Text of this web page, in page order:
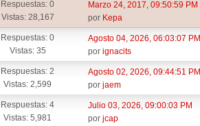
Respuestas: 0
Vistas: 28,167
Marzo 24, 2017, 09:50:59 PM
por Kepa
Respuestas: 0
Vistas: 35
Agosto 04, 2026, 06:03:07 PM
porignacits
Respuestas: 2
Vistas: 2,599
Agosto 02, 2026, 09:44:51 PM
porjaem
Respuestas: 4
Vistas: 5,981
Julio 03, 2026, 09:00:03 PM
porjcap